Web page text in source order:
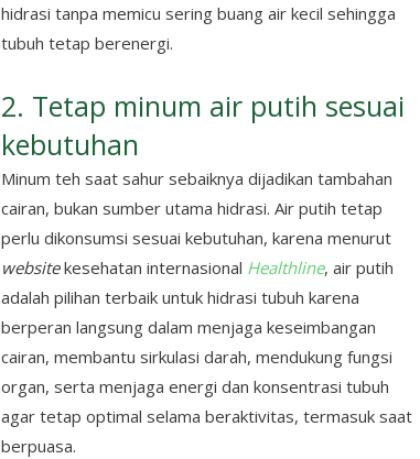
hidrasi tanpa memicu sering buang air kecil sehingga
tubuh tetap berenergi.
2. Tetap minum air putih sesuai
kebutuhan
Minum teh saat sahur sebaiknya dijadikan tambahan
cairan, bukan sumber utama hidrasi. Air putih tetap
perlu dikonsumsi sesuai kebutuhan, karena menurut
websitekesehatan internasional Healthline, air putih
adalah pilihan terbaik untuk hidrasi tubuh karena
berperan langsung dalam menjaga keseimbangan
cairan, membantu sirkulasi darah, mendukung fungsi
organ, serta menjaga energi dan konsentrasi tubuh
agar tetap optimal selama beraktivitas, termasuk saat
berpuasa.